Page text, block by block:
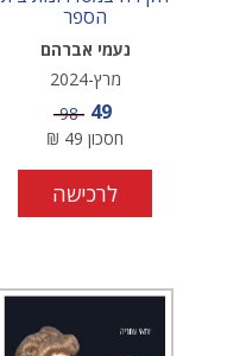
הספר
נעמי אברהם
מרץ-2024
מחיר מבצע
49 מחיר
98
חסכון 49
₪
לרכישה